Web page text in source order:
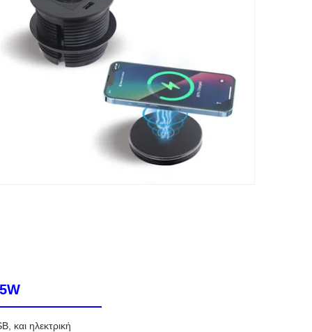
και ηλεκτρική